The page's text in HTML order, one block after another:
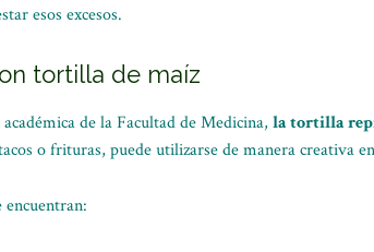
esos excesos.
tortilla de maíz
de la Facultad de Medicina, la tortilla
o frituras, puede utilizarse de manera creativa en
encuentran: